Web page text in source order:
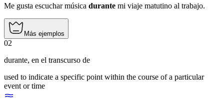
Me gusta escuchar música durante mi viaje matutino al trabajo.
Más ejemplos
02
durante, en el transcurso de
used to indicate a specific point within the course of a particular
event or time